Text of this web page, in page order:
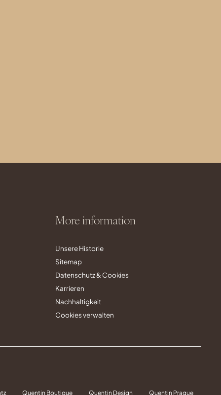
More information
Unsere Historie
Sitemap
Datenschutz & Cookies
Karrieren
Nachhaltigkeit
Cookies verwalten
Quentin Boutique Quentin Design Quentin Prague